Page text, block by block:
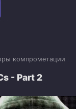
компрометации
- Part 2